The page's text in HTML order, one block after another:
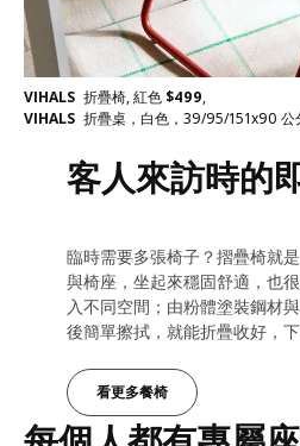
VIHALS 折疊椅, 紅色 $499,
VIHALS 折疊桌，白色，39/95/151x90 公
客人來訪時的
臨時需要多張椅子？摺疊椅就
與椅座，坐起來穩固舒適，也
入不同空間；由粉體塗裝鋼材
後簡單擦拭，就能折疊收好，
看更多餐椅